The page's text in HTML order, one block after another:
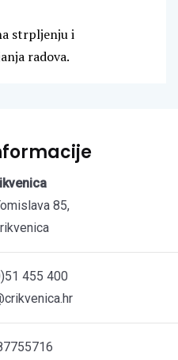
strpljenju i
radova.
85,
455 400